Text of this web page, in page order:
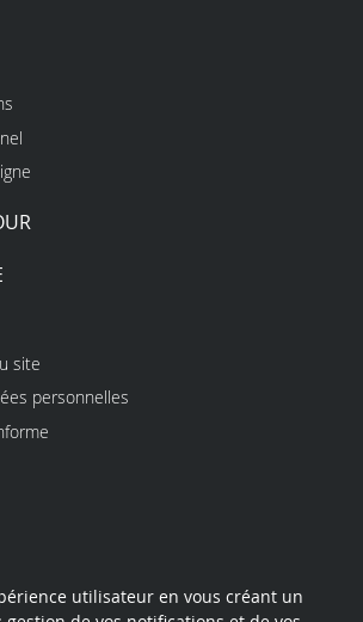
site
personnelles
utilisateur en vous créant un